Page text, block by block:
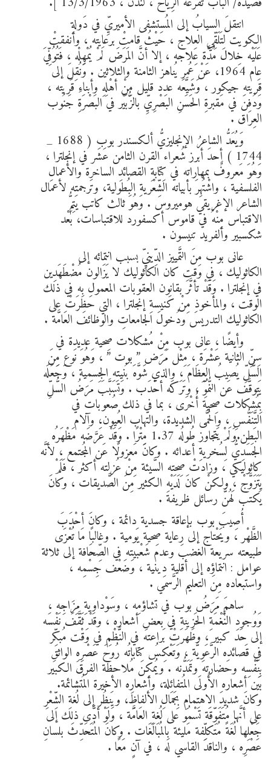
انتقلَ السيابُ إلى المُستشفى الأميريِّ في دَولةِ
الكويت لِتَلَقِّي العِلاج ، حَيْثُ قامتْ برعايته ، وأنفقتْ
عَلَيْه خِلال مُدَّة عِلاجه ، إلا أنَّ المَرَضَ لَمْ يُمْهِلْه ، فَتُوُفِّيَ
عام 1964، عَنْ عُمر يُناهز الثامنة والثلاثين . وَنُقِلَ إلى
قَريته جيكور ، وَشَيَّعَه عدد قليل مِنْ أهْلِهِ وأبناءِ قَريته ،
وَدُفِنَ في مَقبرةِ الحَسَنِ البَصْرِيِّ بالزُّبَيْر في البَصْرَةِ جَنُوب
العِراق .
وَيُعَدُّ الشاعرُ الإنجليزيُّ ألكسندر بوب ( 1688 _
1744 ) أحدَ أبرز شُعراء القرن الثامن عَشَر في إنجلترا ،
وَهُوَ مَعروفٌ بمهاراته في كِتابةِ القصائدِ الساخرة والأعمالِ
الفلسفية ، واشْتُهِرَ بأبياته الشِّعْرية البُطولية، وتَرجمته لأعمال
الشاعر الإغريقي هوميروس . وَهُوَ ثالث كاتب يَتِمُّ
الاقتباس مِنْهُ في قاموس أكسفورد للاقتباسات، بَعْد
شكسبير وألفريد تنيسون .
عانى بوب مِنَ التَّمييز الدِّينيِّ بسبب انتمائه إلى
الكاثوليك ، في وقت كان الكاثوليك لا يَزَالون مُضْطَهَدِين
في إنجلترا . وَقَدْ تأثَّرَ بقانون العقوبات المعمول به في ذلك
الوقت ، والمأخوذ مِنْ كَنيسةِ إنجلترا ، التي حَظَرَتْ على
الكاثوليك التدريسَ ودُخولَ الجامعاتِ والوظائفَ العَامَّة .
وأيضًا ، عانى بوب مِنْ مُشكلات صِحية عديدة في
سِنِّ الثانية عَشْرَة ، مِثْل مَرَض ” بوت ” ، وَهُوَ نَوع مِنَ
السُّلِّ يُصيبُ العِظَامَ ، والذي شَوَّهَ بُنيته الجِسمية ، وَجَعَلَه
يَتوقَّف عَن النُّمُوِّ ، وتَرَكَه أحْدَب . وَتَسَبَّبَ مَرَضُ السُّلِّ
بِمُشكلات صِحية أُخْرَى ، بما في ذلك صُعوبات في
التَّنَفُّسِ ، والحُمَّى الشديدة، والتهاب العُيون، وآلام
البَطن.وَلَمْ يَتجاوز طُولُه 1.37 مِتْرًا . وَقَدْ عَرَّضَه مَظْهَرُه
الجَسَدِيُّ لِسُخريةِ أعدائه . وكانَ مَعزولًا عَن المُجتمع ، لأنَّه
كاثوليكي ، وزادتْ صِحته السَّيئة مِنْ عُزلته أكثر ، فَلَمْ
يَتَزَوَّجْ ، ولكنْ كانَ لَدَيْهِ الكثير مِنَ الصَّديقات ، وكانَ
يَكتب لَهُنَّ رسائل ظريفة .
أُصِيبَ بوب بإعاقة جسدية دائمة ، وكانَ أحْدَبَ
الظَّهْر ، ويَحْتاج إلى رِعاية صِحية يَومية . وغالبًا مَا تُعْزَى
طبيعته سريعة الغضب وعدم شَعْبيته في الصِّحَافة إلى ثلاثة
عوامل : انتماؤه إلى أقلية دِينية ، وَضَعْف جِسْمِه ،
واستبعاده مِنَ التعليم الرَّسمي .
ساهمَ مَرَضُ بوب في تشاؤمِه ، وسَوْداويةِ مِزَاجِه ،
وَوُجودِ النَّغْمَةِ الحَزينة في بعضِ أشعاره ، وقَدْ ثَقَّفَ نَفْسَه
إلى حَد كبير ، وظَهَرَتْ بَراعته في النَّظْمِ في وَقْت مُبكِّر
في قَصائده الرَّعَوِيَّة ، وَتَعْكِسُ كِتاباتُه رُوحَ عَصْرِهِ الواثقِ
بِنَفْسِه وحَضارته وتَمَدُّنه . ويُمكِن مُلاحظة الفرق الكبير
بَين أشعاره الأُولَى المُتفائلة، وأشعارِه الأخيرة المُتشائمة.
وكانَ شديدَ الاهتمامِ بِجَمَالِ الألفاظِ، ويَنظُر إلى لُغةِ الشِّعْرِ
على أنَّها مُتَفَوِّقَة تَسْمُو على لُغةِ العَامَّة ، وَلَوْ أدَّى ذلك إلى
جَعْلِها لُغَةً مُتكلِّفة مَليئة بالمُبَالَغَات . وكانَ المُتَحَدِّثَ بلسانِ
عَصْرِه ، والناقدَ القاسي لَه ، في آنٍ مَعًا .